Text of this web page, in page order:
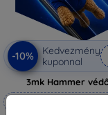
-10%
Kedvezmény
kuponnal
3mk Hammer